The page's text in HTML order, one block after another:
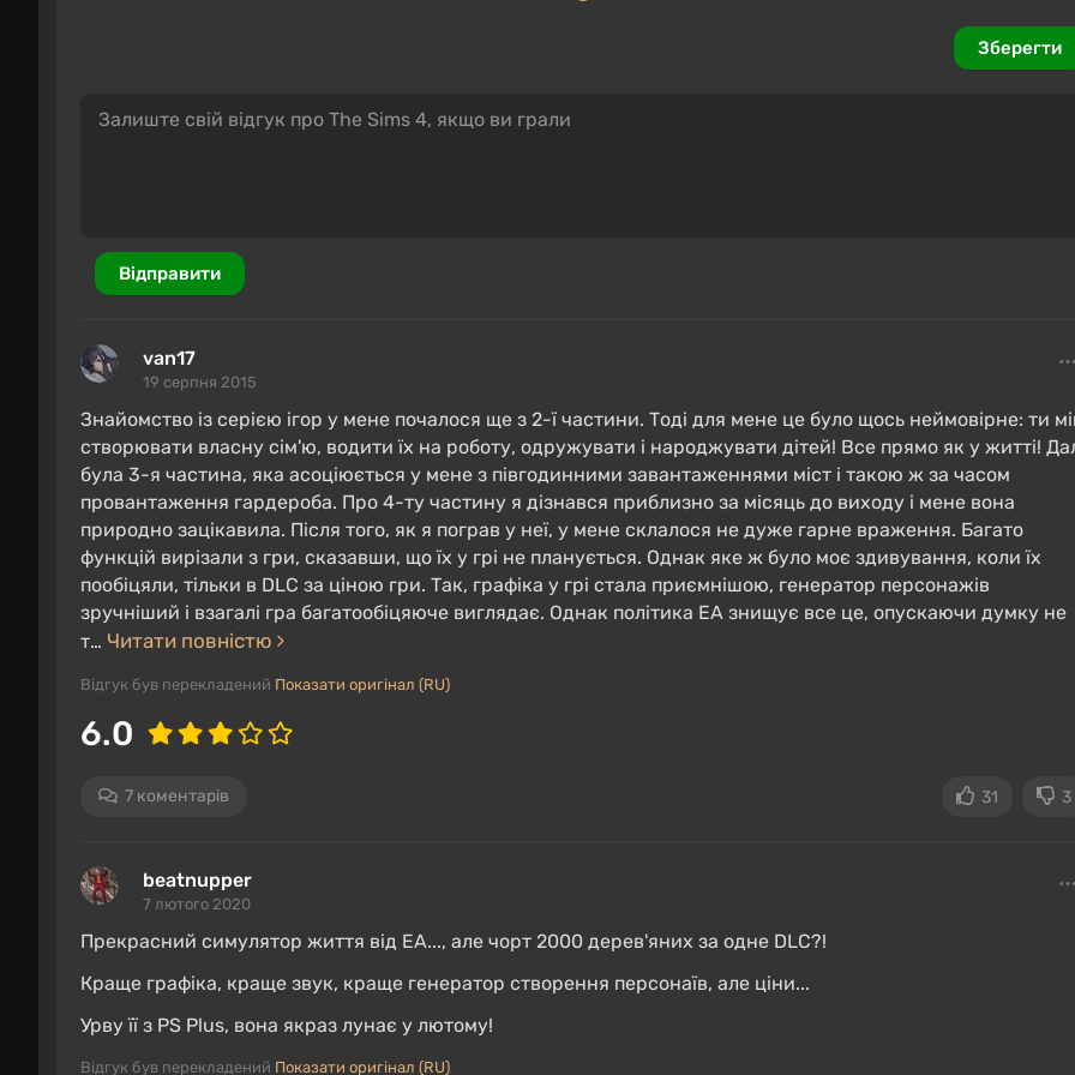
В Sims 4 нет единого открытого пространства, вместо этого большой набор карт (миров) в формате:
мегаполис, небольшой город, малоэтажный пригород, сельская местность, курорт, дикие
территории. Помимо ландшафта, уникальными их делает широкий набор биомов: пустыни и леса,
саванна и тропики, а также система времен года и архитектура зданий.
Так, в мегаполисе много высоток и пентхаусов, а на тропическом острове игрока ждут хижины
спортзал, пикник, рыбалка, посещение музея или библиотеки, поход в бар или ночной клуб с
друзьями.
лучше открыто для исследования и более населено, чем в
. Персонажей можно
Развитие персонажа
Зберегти
Відправити
van17
19 серпня 2015
Знайомство із серією ігор у мене почалося ще з 2-ї частини. Тоді для мене це було щось неймовірне: ти
створювати власну сім'ю, водити їх на роботу, одружувати і народжувати дітей! Все прямо як у житті!
була 3-я частина, яка асоціюється у мене з півгодинними завантаженнями міст і такою ж за часом
провантаження гардероба. Про 4-ту частину я дізнався приблизно за місяць до виходу і мене вона
природно зацікавила. Після того, як я пограв у неї, у мене склалося не дуже гарне враження. Багато
функцій вирізали з гри, сказавши, що їх у грі не планується. Однак яке ж було моє здивування, коли їх
пообіцяли, тільки в DLC за ціною гри. Так, графіка у грі стала приємнішою, генератор персонажів
зручніший і взагалі гра багатообіцяюче виглядає. Однак політика EA знищує все це, опускаючи думку не
т… Читати повністю
Відгук був перекладений Показати оригінал (RU)
6.0
7 коментарів 31 3
beatnupper
7 лютого 2020
Прекрасний симулятор життя від EA..., але чорт 2000 дерев'яних за одне DLC?!
Краще графіка, краще звук, краще генератор створення персонаїв, але ціни...
Урву її з PS Plus, вона якраз лунає у лютому!
Відгук був перекладений Показати оригінал (RU)